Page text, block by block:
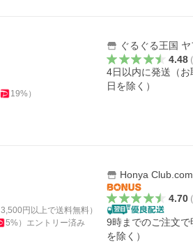
19%）
ぐるぐる王国
4.48
4日以内に発送（
日を除く）
3,500 円以上で送料無料）
5%） エントリー済み
Honya
4.70
9時までのご注文
を除く）